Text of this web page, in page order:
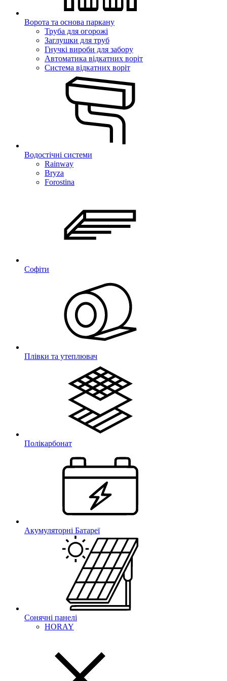
Ворота та основа паркану
Труба для огорожі
Заглушки для труб
Гнучкі вироби для забору
Автоматика відкатних воріт
Система відкатних воріт
Водостічні системи
Rainway
Bryza
Forostina
Софіти
Плівки та утеплювач
Полікарбонат
Акумуляторні Батареї
Сонячні панелі
HORAY